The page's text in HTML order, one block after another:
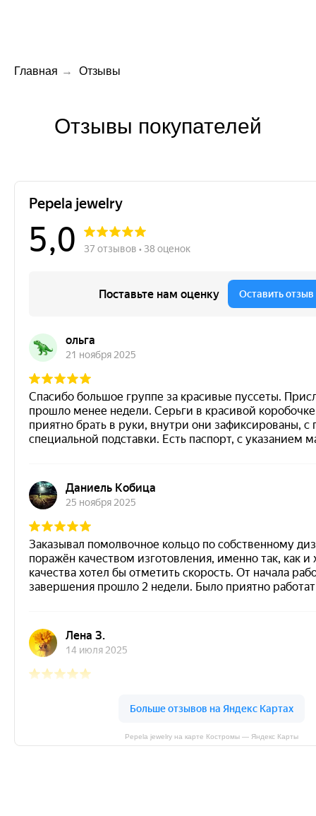
Главная → Отзывы
Отзывы покупателей
Pepela jewelry на карте Костромы — Яндекс Карты